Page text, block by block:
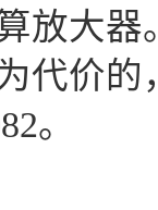
放大
代价
。